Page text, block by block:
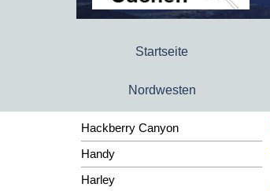
Startseite
Nordwesten
Hackberry Canyon
Handy
Harley